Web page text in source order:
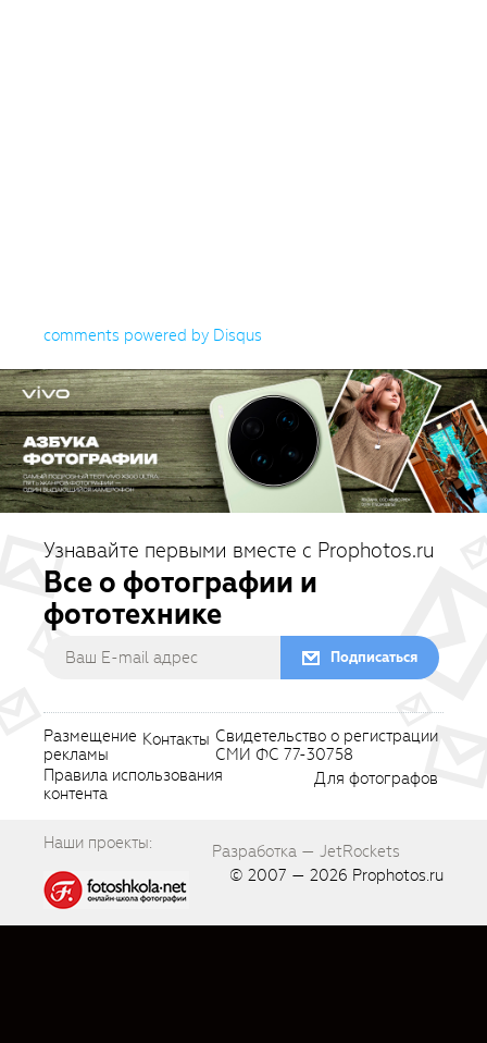
comments powered by Disqus
Узнавайте первыми вместе с Prophotos.ru
Все о фотографии и
фототехнике
Подписаться
Размещение
рекламы
Контакты Свидетельство о регистрации
СМИ ФС 77-30758
Правила использования
контента
Для фотографов
Наши проекты:
Разработка — JetRockets
© 2007 — 2026 Prophotos.ru